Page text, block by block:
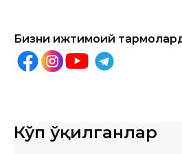
Бизни ижтимоий
Кўп ўқилганлар